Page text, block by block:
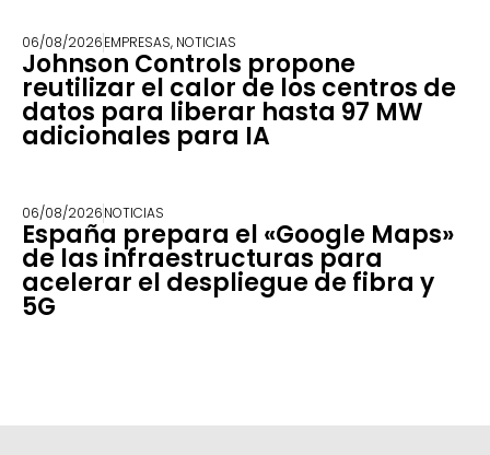
06/08/2026EMPRESAS, NOTICIAS
Johnson Controls propone
reutilizar el calor de los centros de
datos para liberar hasta 97 MW
adicionales para IA
06/08/2026NOTICIAS
España prepara el «Google Maps»
de las infraestructuras para
acelerar el despliegue de fibra y
5G